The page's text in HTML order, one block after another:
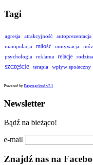
Tagi
agresja atrakcyjność autoprezentacja
manipulacja
miłość motywacja
psychologia
reklama relacje rodzina
szczęście terapia wpływ społeczny
Powered by Easytagcloud v2.1
Newsletter
Bądź na bieżąco!
e-mail
Znajdź nas na